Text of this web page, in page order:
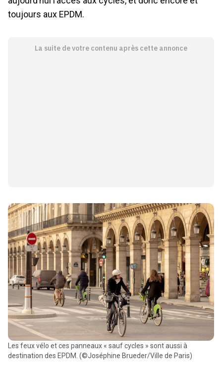
toujours aux EPDM.
La suite de votre contenu après cette annonce
Les feux vélo et ces panneaux « sauf cycles » sont aussi à
destination des EPDM. (©Joséphine Brueder/Ville de Paris)